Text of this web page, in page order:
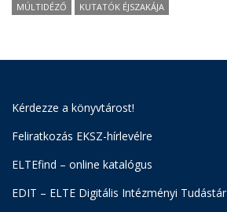
MÚLTIDÉZŐ KUTATÓK ÉJSZAKÁJA
Kérdezze a könyvtárost!
Feliratkozás EKSZ-hírlevélre
ELTEfind – online katalógus
EDIT – ELTE Digitális Intézményi Tudástár